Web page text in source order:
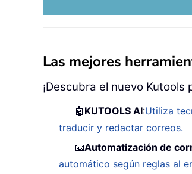
Las mejores
¡Descubra el nuevo
🤖 KUTOOLS AI:Utiliza
traducir y redactar correos.
📧Automatización de
automático según reglas al